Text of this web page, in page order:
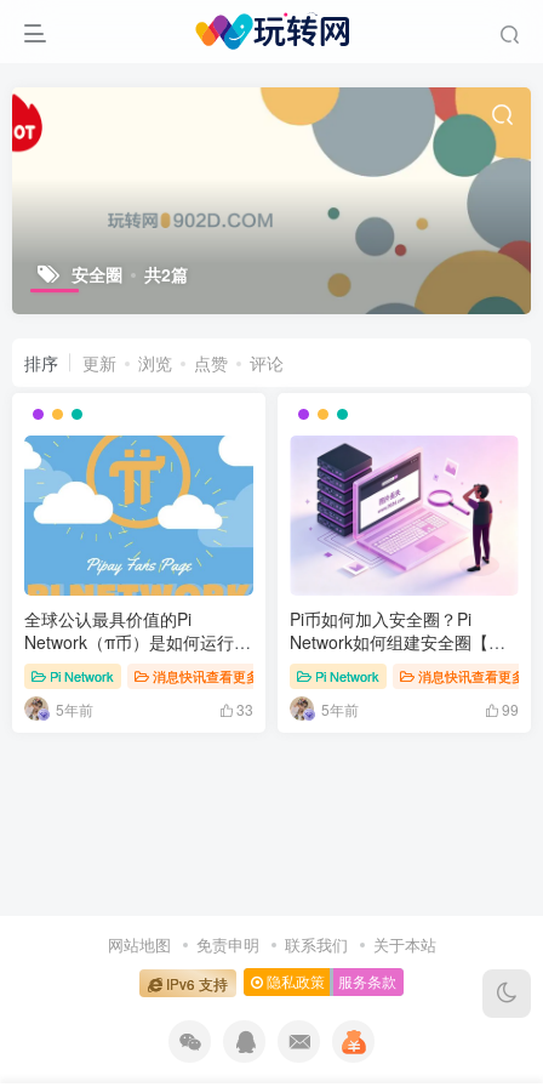
安全圈 共2篇
排序 更新 浏览 点赞 评论
全球公认最具价值的Pi
Network（π币）是如何运行
的？Pi Network 消息快讯查看更多 》》
5年前 33
Pi币如何加入安全圈？Pi
Network如何组建安全圈【图
文教程】
Pi Network 消息快讯查看更多
5年前 99
网站地图 免责申明 联系我们 关于本站
IPv6 支持 隐私政策 服务条款